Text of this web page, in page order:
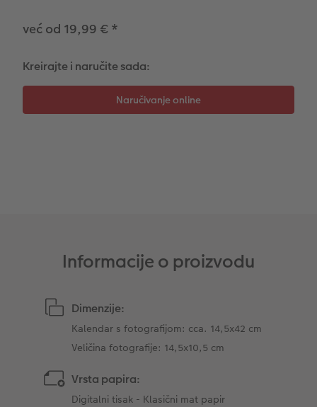
Fotonaljepnica
CEWE TRENUTNI ISPIS FOTOGRAFIJA
Trenutna izrada naljepnica
Višedijelne zidne dekoracije
Foto kolaži
Foto vrpca
CEWE FOTOKNJIGA Kids
već od 19,99 € *
Kreirajte i naručite sada:
Informacije o proizvodu
Dimenzije:
Kalendar s fotografijom: cca. 14,5x42 cm
Veličina fotografije: 14,5x10,5 cm
Vrsta papira:
Digitalni tisak - Klasični mat papir